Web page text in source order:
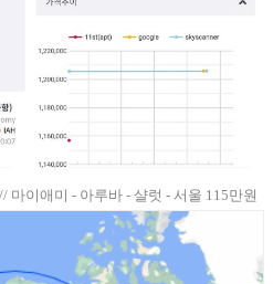
마이애미 - 아루바 - 샬럿 - 서울 115만원